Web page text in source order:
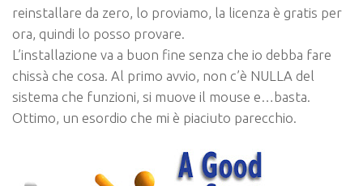
reinstallare da zero, lo proviamo, la licenza è gratis per
ora, quindi lo posso provare.
L’installazione va a buon fine senza che io debba fare
chissà che cosa. Al primo avvio, non c’è NULLA del
sistema che funzioni, si muove il mouse e…basta.
Ottimo, un esordio che mi è piaciuto parecchio.